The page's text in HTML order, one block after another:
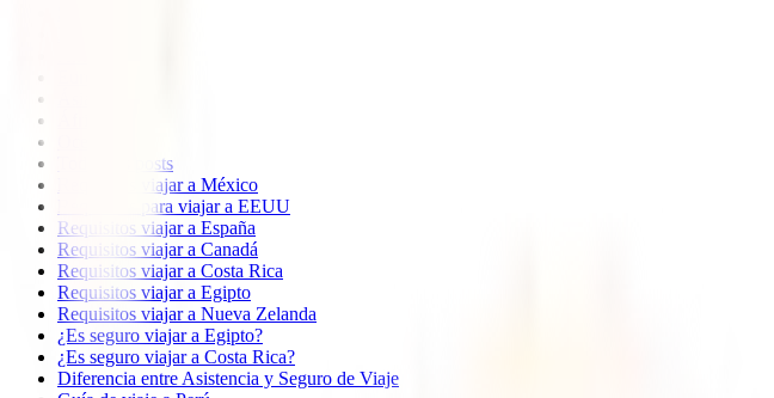
Todos los posts
Requisitos viajar a México
Requisitos para viajar a EEUU
Requisitos viajar a España
Requisitos viajar a Canadá
Requisitos viajar a Costa Rica
Requisitos viajar a Egipto
Requisitos viajar a Nueva Zelanda
¿Es seguro viajar a Egipto?
¿Es seguro viajar a Costa Rica?
Diferencia entre Asistencia y Seguro de Viaje